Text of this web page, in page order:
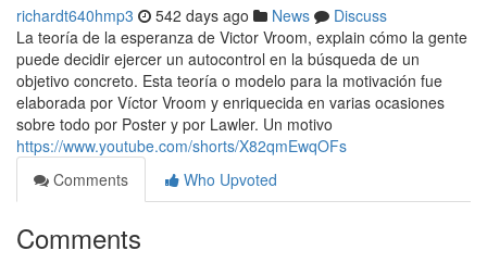
richardt640hmp3 542 days ago News
Discuss
La teoría de la esperanza de Victor Vroom, explain cómo la gente
puede decidir ejercer un autocontrol en la búsqueda de un
objetivo concreto. Esta teoría o modelo para la motivación fue
elaborada por Víctor Vroom y enriquecida en varias ocasiones
sobre todo por Poster y por Lawler. Un motivo
https://www.youtube.com/shorts/X82qmEwqOFs
Comments
Who Upvoted
Comments